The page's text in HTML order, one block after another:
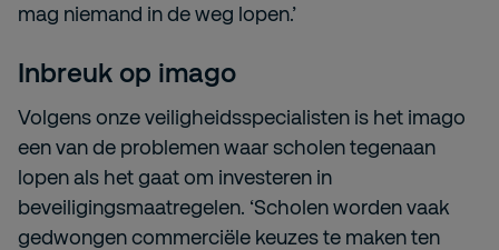
mag niemand in de weg lopen.’
Inbreuk op imago
Volgens onze veiligheidsspecialisten is het imago
een van de problemen waar scholen tegenaan
lopen als het gaat om investeren in
beveiligingsmaatregelen. ‘Scholen worden vaak
gedwongen commerciële keuzes te maken ten